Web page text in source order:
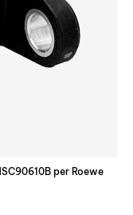
per Roewe